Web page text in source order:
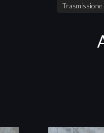
Trasmissione